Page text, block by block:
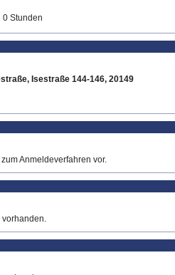
0 Stunden
Isestraße 144-146, 20149
Anmeldeverfahren vor.
vorhanden.